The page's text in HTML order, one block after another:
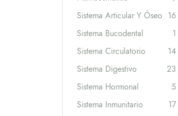
Sistema Articular Y Óseo 16
Sistema Bucodental
1
Sistema Circulatorio
14
Sistema Digestivo
23
Sistema Hormonal
5
Sistema Inmunitario
17